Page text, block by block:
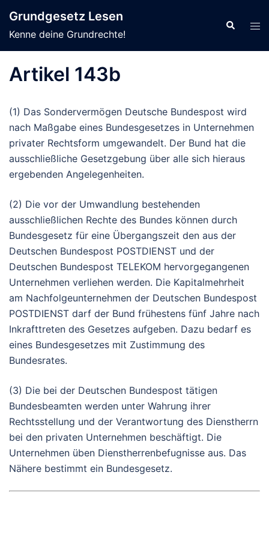
Inhalt
springen
Grundgesetz Lesen
Kenne deine Grundrechte!
Suche
Artikel 143b
(1) Das Sondervermögen Deutsche Bundespost wird
nach Maßgabe eines Bundesgesetzes in Unternehmen
privater Rechtsform umgewandelt. Der Bund hat die
ausschließliche Gesetzgebung über alle sich hieraus
ergebenden Angelegenheiten.
(2) Die vor der Umwandlung bestehenden
ausschließlichen Rechte des Bundes können durch
Bundesgesetz für eine Übergangszeit den aus der
Deutschen Bundespost POSTDIENST und der
Deutschen Bundespost TELEKOM hervorgegangenen
Unternehmen verliehen werden. Die Kapitalmehrheit
am Nachfolgeunternehmen der Deutschen Bundespost
POSTDIENST darf der Bund frühestens fünf Jahre nach
Inkrafttreten des Gesetzes aufgeben. Dazu bedarf es
eines Bundesgesetzes mit Zustimmung des
Bundesrates.
(3) Die bei der Deutschen Bundespost tätigen
Bundesbeamten werden unter Wahrung ihrer
Rechtsstellung und der Verantwortung des Dienstherrn
bei den privaten Unternehmen beschäftigt. Die
Unternehmen üben Dienstherrenbefugnisse aus. Das
Nähere bestimmt ein Bundesgesetz.